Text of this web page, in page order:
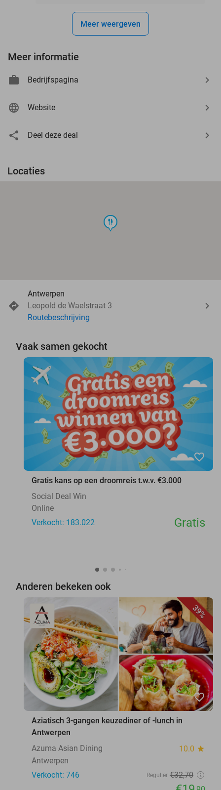
Meer weergeven
Meer informatie
Bedrijfspagina
Website
Deel deze deal
Locaties
food
Antwerpen
Leopold de Waelstraat 3
Routebeschrijving
Vaak samen gekocht
favorite_border
Gratis kans op een droomreis t.w.v. €3.000
Social Deal Win
Online
Verkocht: 183.022
Gratis
Anderen bekeken ook
39%
favorite_border
Aziatisch 3-gangen keuzediner of -lunch in
Antwerpen
Azuma Asian Dining
10.0 star
Antwerpen
Verkocht: 746
Regulier €32,70